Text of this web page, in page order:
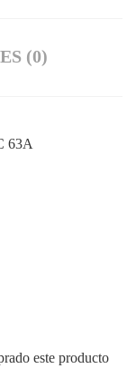
(0)
63A
este producto